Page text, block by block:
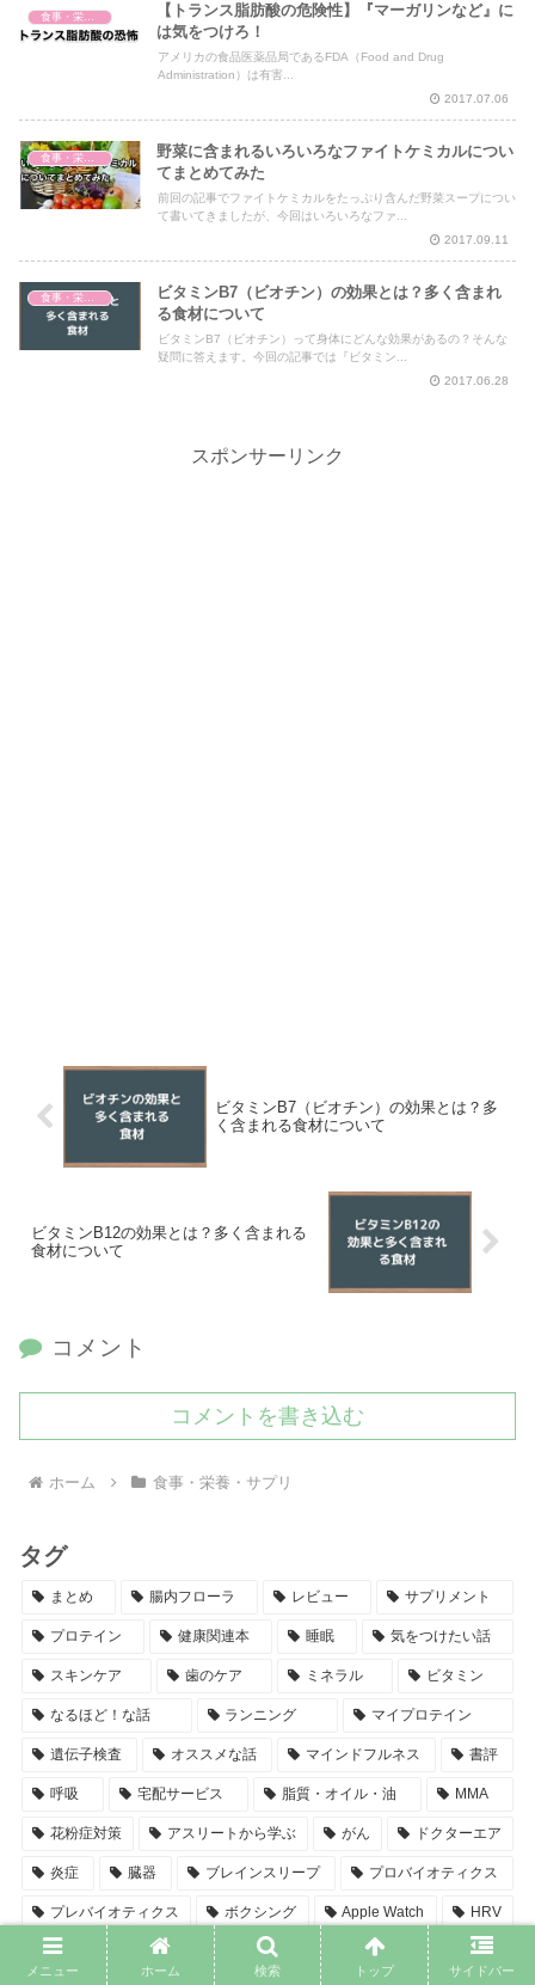
【トランス脂肪酸の危険性】『マーガリンなど』に
は気をつけろ！
アメリカの食品医薬品局であるFDA（Food and Drug
Administration）は有害...
2017.07.06
野菜に含まれるいろいろなファイトケミカルについ
てまとめてみた
前回の記事でファイトケミカルをたっぷり含んだ野菜スープについ
て書いてきましたが、今回はいろいろなファ...
2017.09.11
食事・栄養・サプリ
ビタミンB7（ビオチン）の効果とは？多く含まれ
る食材について
ビタミンB7（ビオチン）って身体にどんな効果があるの？そんな
疑問に答えます。今回の記事では『ビタミン...
2017.06.28
スポンサーリンク
ビタミンB7（ビオチン）の効果とは？多
く含まれる食材について
ビタミンB12の効果とは？多く含まれる
食材について
コメント
コメントを書き込む
ホーム 食事・栄養・サプリ
タグ
まとめ 腸内フローラ レビュー サプリメント
プロテイン 健康関連本 睡眠 気をつけたい話
スキンケア 歯のケア ミネラル ビタミン
なるほど！な話 ランニング マイプロテイン
遺伝子検査 オススメな話 マインドフルネス 書評
呼吸 宅配サービス 脂質・オイル・油 MMA
花粉症対策 アスリートから学ぶ がん ドクターエア
炎症 臓器 ブレインスリープ プロバイオティクス
プレバイオティクス ボクシング Apple Watch HRV
自転車 山本義徳 コレステロール サングラス
メニュー ホーム 検索 トップ サイドバー